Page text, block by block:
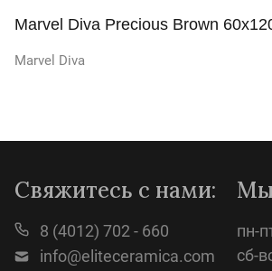
Просмотр
Marvel Diva Precious Brown
Marvel Diva
Свяжитесь с нами:
8 (4012) 702 - 660
info@eliteceramica.com
Мы
пн-
сб-